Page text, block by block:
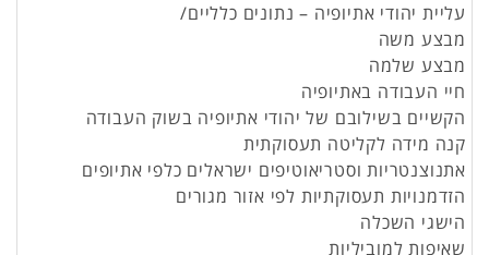
עליית יהודי אתיופיה – נתונים כלליים/
מבצע משה
מבצע שלמה
חיי העבודה באתיופיה
הקשיים בשילובם של יהודי אתיופיה בשוק העבודה
קנה מידה לקליטה תעסוקתית
אתנוצנטריות וסטריאוטיפים ישראלים כלפי אתיופים
הזדמנויות תעסוקתיות לפי אזור מגורים
הישגי השכלה
שאיפות למוביליות